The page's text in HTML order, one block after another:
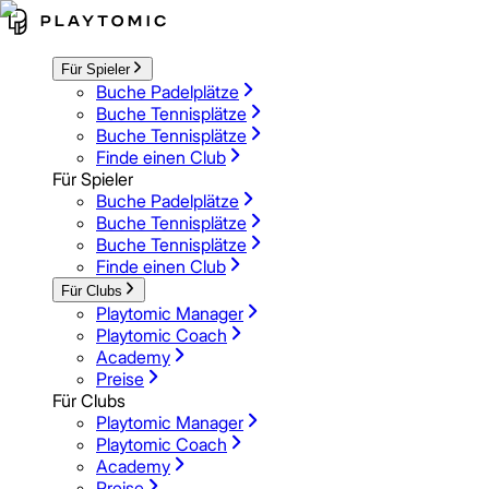
Für Spieler
Buche Padelplätze
Buche Tennisplätze
Buche Tennisplätze
Finde einen Club
Für Spieler
Buche Padelplätze
Buche Tennisplätze
Buche Tennisplätze
Finde einen Club
Für Clubs
Playtomic Manager
Playtomic Coach
Academy
Preise
Für Clubs
Playtomic Manager
Playtomic Coach
Academy